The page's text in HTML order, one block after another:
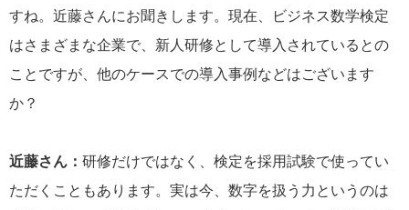
すね。近藤さんにお聞きします。現在、ビジネス数学検定
はさまざまな企業で、新人研修として導入されているとの
ことですが、他のケースでの導入事例などはございます
か？
近藤さん： 研修だけではなく、検定を採用試験で使ってい
ただくこともあります。実は今、数字を扱う力というのは